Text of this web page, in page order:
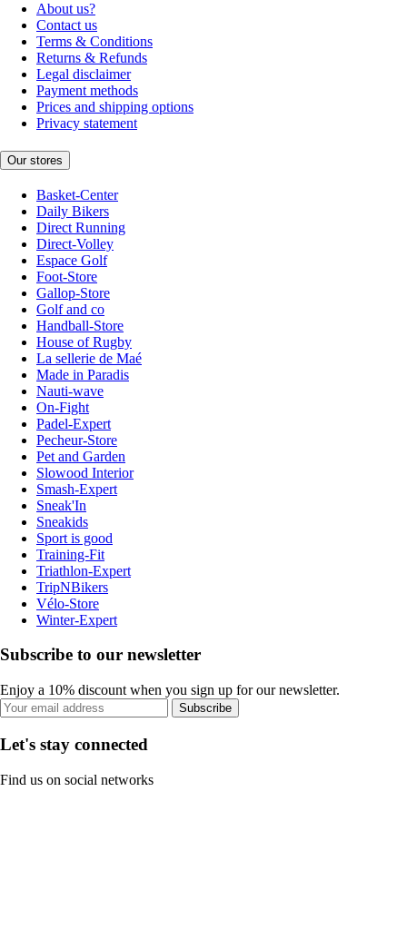
About us?
Contact us
Terms & Conditions
Returns & Refunds
Legal disclaimer
Payment methods
Prices and shipping options
Privacy statement
Our stores
Basket-Center
Daily Bikers
Direct Running
Direct-Volley
Espace Golf
Foot-Store
Gallop-Store
Golf and co
Handball-Store
House of Rugby
La sellerie de Maé
Made in Paradis
Nauti-wave
On-Fight
Padel-Expert
Pecheur-Store
Pet and Garden
Slowood Interior
Smash-Expert
Sneak'In
Sneakids
Sport is good
Training-Fit
Triathlon-Expert
TripNBikers
Vélo-Store
Winter-Expert
Subscribe to our newsletter
Enjoy a 10% discount when you sign up for our newsletter.
Subscribe
Let's stay connected
Find us on social networks